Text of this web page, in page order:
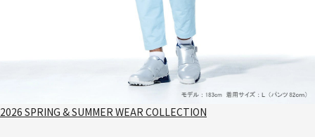
2026 SPRING & SUMMER WEAR COLLECTION